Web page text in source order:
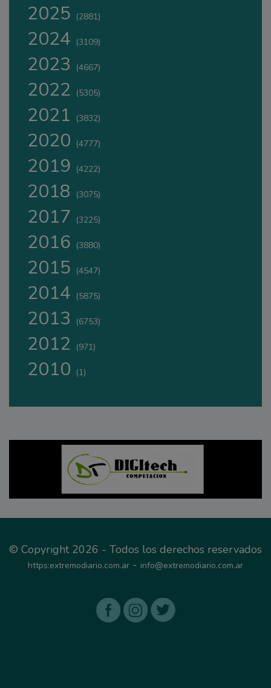
2025 (2881)
2024 (3109)
2023 (4667)
2022 (5305)
2021 (3832)
2020 (4777)
2019 (4222)
2018 (3075)
2017 (3225)
2016 (3880)
2015 (4547)
2014 (5875)
2013 (6753)
2012 (971)
2010 (1)
© Copyright 2026 - Todos los derechos reservados
https:extremodiario.com.ar - info@extremodiario.com.ar